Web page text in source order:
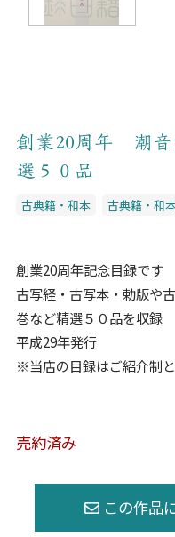
創業20周年 潮
選５０品
古典籍・和本 古典籍・和
創業20周年記念目録です
古写経・古写本・勅版や
巻など精選５０品を収録
平成29年発行
※当店の目録はご紹介制
売約済み